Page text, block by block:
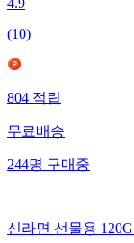
4.9
(10)
804적립
무료배송
244명구매중
신라면 선물용